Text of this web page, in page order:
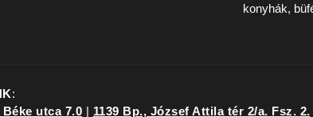
konyhák,
:
utca 7.0 | 1139 Bp., József Attila tér 2/a. Fsz. 2.